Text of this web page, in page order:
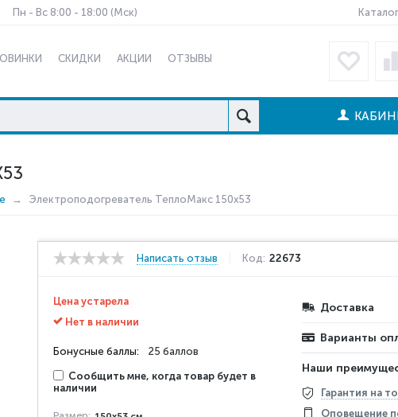
Пн - Вс 8:00 - 18:00 (Мск)
СКИДКИ АКЦИИ ОТЗЫВЫ
Электроподогреватель ТеплоМакс 150х53
Написать отзыв Код: 22673
Цена устарела
Нет в наличии
Бонусные баллы: 25 баллов
Сообщить мне, когда товар будет в
наличии
Доставка
Варианты
Наши
Гарантия на
Оповещение